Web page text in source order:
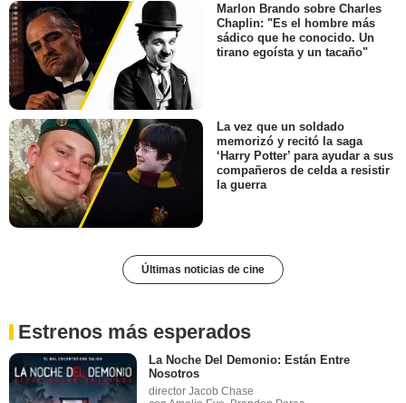
Marlon Brando sobre Charles
Chaplin: "Es el hombre más
sádico que he conocido. Un
tirano egoísta y un tacaño"
La vez que un soldado
memorizó y recitó la saga
‘Harry Potter’ para ayudar a sus
compañeros de celda a resistir
la guerra
Últimas noticias de cine
Estrenos más esperados
La Noche Del Demonio: Están Entre
Nosotros
director Jacob Chase